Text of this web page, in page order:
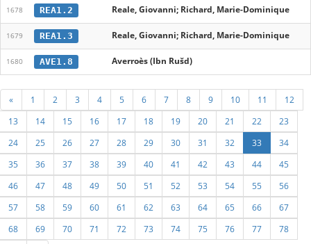
1678 REA1.2 Reale, Giovanni; Richard, Marie-Dominique
1679 REA1.3 Reale, Giovanni; Richard, Marie-Dominique
1680 AVE1.8 Averroès (Ibn Rušd)
« 1 2 3 4 5 6 7 8 9 10 11
12
13
14 15 16 17 18 19 20 21 22
23
24
25 26 27 28 29 30 31 32 33
34
35
36 37 38 39 40 41 42 43 44
45
46
47 48 49 50 51 52 53 54 55
56
57
58 59 60 61 62 63 64 65 66
67
68
69 70 71 72 73 74 75 76 77 78